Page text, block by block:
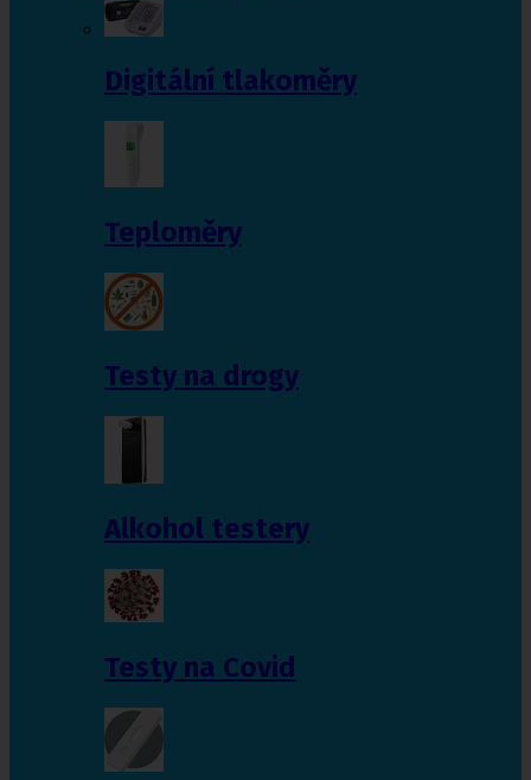
Digitální tlakoměry
Teploměry
Testy na drogy
Alkohol testery
Testy na Covid